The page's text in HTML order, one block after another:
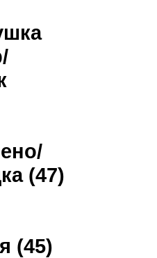
(47)
(45)